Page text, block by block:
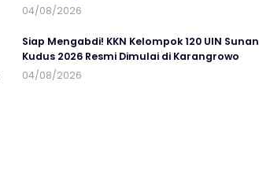
04/08/2026
Siap Mengabdi! KKN Kelompok 120 UIN Sunan
Kudus 2026 Resmi Dimulai di Karangrowo
04/08/2026